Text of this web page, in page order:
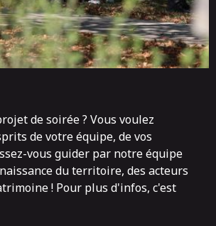
de soirée ? Vous voulez
de votre équipe, de vos
vous guider par notre équipe
du territoire, des acteurs
! Pour plus d'infos, c'est